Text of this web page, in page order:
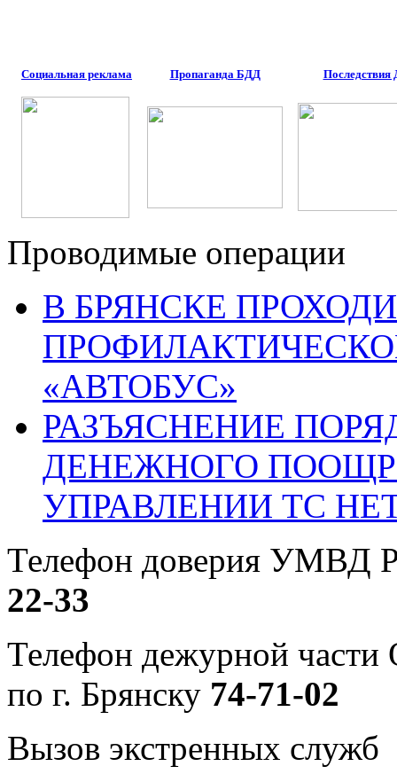
Социальная реклама Пропаганда БДД
Проводимые операции
В БРЯНСКЕ
«АВТОБУС»
РАЗЪЯСНЕНИЕ
ДЕНЕЖНОГО
УПРАВЛЕНИИ ТС
Телефон доверия УМВД
22-33
Телефон дежурной
по г. Брянску 74-71-02
Вызов экстренных служб